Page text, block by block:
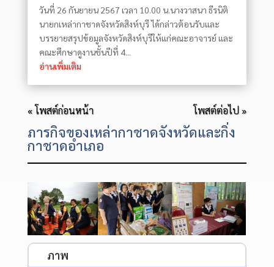
วันที่ 26 กันยายน 2567 เวลา 10.00 น.นางวาสนา ธีรนิติ
นายกเหล่ากาชาดจังหวัดสิงห์บุรี ได้กล่าวต้อนรับและ
บรรยายสรุปข้อมูลจังหวัดสิงห์บุรีให้แก่คณะอาจารย์ และ
คณะศึกษาดูงานชั้นปีที่ 4...
อ่านเพิ่มเติม
« โพสต์ก่อนหน้า โพสต์ต่อไป »
ภารกิจของเหล่ากาชาดจังหวัดและกิ่ง
กาชาดอำเภอ
ภาพ